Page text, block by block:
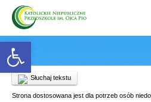
Open toolbar
Słuchaj tekstu
Strona dostosowana jest dla potrzeb osób